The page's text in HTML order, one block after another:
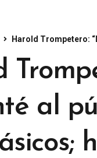
Harold Trompetero: “Durante
al